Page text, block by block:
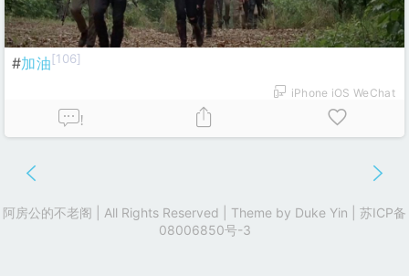
#加油[106]
iPhone iOS WeChat
!
阿房公的不老阁 | All Rights Reserved | Theme by Duke Yin
苏ICP备
08006850号-3